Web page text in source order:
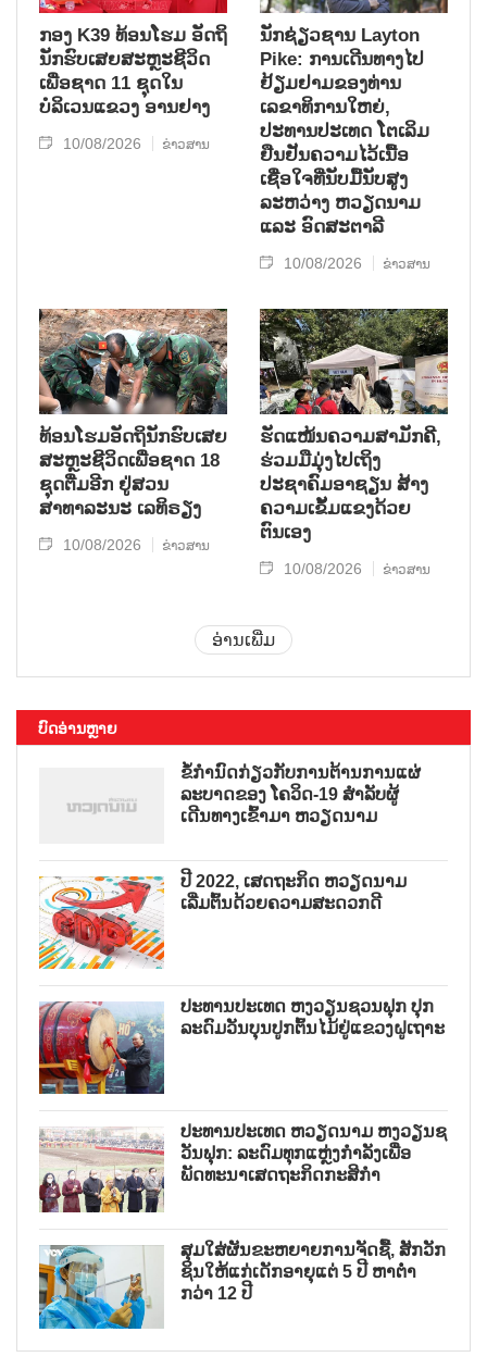
ກອງ K39 ທ້ອນໂຮມ ອັດຖິ
ນັກຮົບເສຍສະຫຼະຊີວິດ
ເພື່ອຊາດ 11 ຊຸດໃນ
ບໍລິເວນແຂວງ ອານຢາງ
10/08/2026 ຂ່າວສານ
ນັກຊ່ຽວຊານ Layton
Pike: ການເດີນທາງໄປ
ຢ້ຽມຢາມຂອງທ່ານ
ເລຂາທິການໃຫຍ່,
ປະທານປະເທດ ໂຕເລິມ
ຢືນຢັນຄວາມໄວ້ເນື້ອ
ເຊື່ອໃຈທີ່ນັບມື້ນັບສູງ
ລະຫວ່າງ ຫວຽດນາມ
ແລະ ອົດສະຕາລີ
10/08/2026 ຂ່າວສານ
ທ້ອນໂຮມອັດຖິນັກຮົບເສຍ
ສະຫຼະຊີວິດເພື່ອຊາດ 18
ຊຸດຕື່ມອີກ ຢູ່ສວນ
ສາທາລະນະ ເລທິຣຽງ
10/08/2026 ຂ່າວສານ
ຮັດແໜ້ນຄວາມສາມັກຄີ,
ຮ່ວມມືມຸ່ງໄປເຖິງ
ປະຊາຄົມອາຊຽນ ສ້າງ
ຄວາມເຂັ້ມແຂງດ້ວຍ
ຕົນເອງ
10/08/2026 ຂ່າວສານ
ອ່ານເພີ່ມ
ບົດອ່ານຫຼາຍ
ຂໍ້ກຳນົດກ່ຽວກັບການຕ້ານການແຜ່
ລະບາດຂອງ ໂຄວິດ-19 ສຳລັບຜູ້
ເດີນທາງເຂົ້າມາ ຫວຽດນາມ
ປີ 2022, ເສດຖະກິດ ຫວຽດນາມ
ເລີ່ມຕົ້ນດ້ວຍຄວາມສະດວກດີ
ປະທານປະເທດ ຫງວຽນຊວນຟຸກ ປຸກ
ລະດົມວັນບຸນປູກຕົ້ນໄມ້ຢູ່ແຂວງຝູເຖາະ
ປະທານປະເທດ ຫວຽດນາມ ຫງວຽນຊ
ວັນຟຸກ: ລະດົມທຸກແຫຼ່ງກຳລັງເພື່ອ
ພັດທະນາເສດຖະກິດກະສິກຳ
ສຸມໃສ່ຜັນຂະຫຍາຍການຈັດຊື້, ສັກວັກ
ຊິນໃຫ້ແກ່ເດັກອາຍຸແຕ່ 5 ປີ ຫາຕ່ຳ
ກວ່າ 12 ປີ